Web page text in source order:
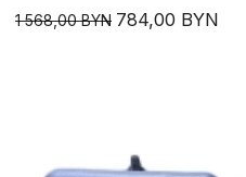
1 568,00 BYN 784,00 BYN